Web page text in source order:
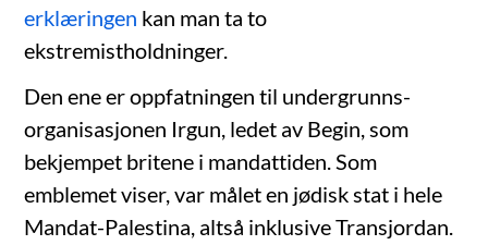
erklæringen kan man ta to
ekstremistholdninger.
Den ene er oppfatningen til undergrunns-
organisasjonen Irgun, ledet av Begin, som
bekjempet britene i mandattiden. Som
emblemet viser, var målet en jødisk stat i hele
Mandat-Palestina, altså inklusive Transjordan.